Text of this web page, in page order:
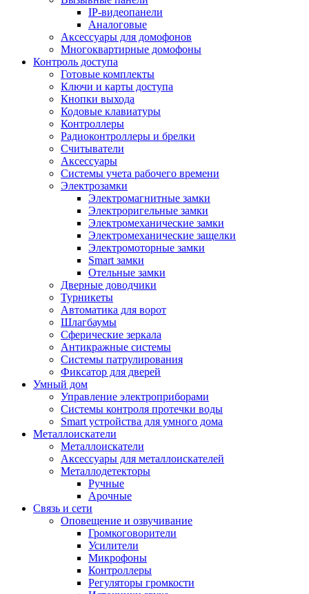
IP-видеопанели
Аналоговые
Аксессуары для домофонов
Многоквартирные домофоны
Контроль доступа
Готовые комплекты
Ключи и карты доступа
Кнопки выхода
Кодовые клавиатуры
Контроллеры
Радиоконтроллеры и брелки
Считыватели
Аксессуары
Системы учета рабочего времени
Электрозамки
Электромагнитные замки
Электроригельные замки
Электромеханические замки
Электромеханические защелки
Электромоторные замки
Smart замки
Отельные замки
Дверные доводчики
Турникеты
Автоматика для ворот
Шлагбаумы
Сферические зеркала
Антикражные системы
Системы патрулирования
Фиксатор для дверей
Умный дом
Управление электроприборами
Системы контроля протечки воды
Smart устройства для умного дома
Металлоискатели
Металлоискатели
Аксессуары для металлоискателей
Металлодетекторы
Ручные
Арочные
Связь и сети
Оповещение и озвучивание
Громкоговорители
Усилители
Микрофоны
Контроллеры
Регуляторы громкости